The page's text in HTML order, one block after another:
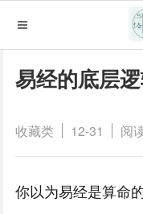
易经的底层
收藏类 12-31 阅
你以为易经是算命